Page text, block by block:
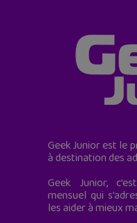
Geek Junior est le
à destination des
Geek Junior,
mensuel qui
les aider à mieux